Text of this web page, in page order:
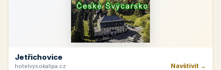
Jetřichovice
hotelvysokalipa.cz Navštívit →